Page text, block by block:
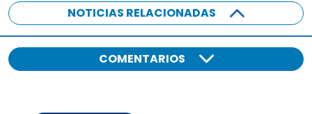
NOTICIAS RELACIONADAS
COMENTARIOS